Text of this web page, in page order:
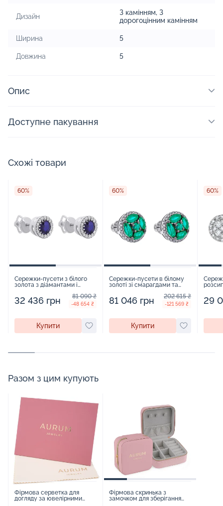
Дизайн З камінням, З
дорогоцінним камінням
Ширина 5
Довжина 5
Опис
Доступне пакування
Схожі товари
60%
Сережки-пусети з білого
золота з діамантами і
32 436 грн 81 090 ₴
-48 654 ₴
Купити
60%
Сережки-пусети в білому
золоті зі смарагдами та
81 046 грн 202 615 ₴
-121 569 ₴
Купити
60%
29
Разом з цим купують
Фірмова серветка для
догляду за ювелірними
Фірмова скринька з
замочком для зберігання